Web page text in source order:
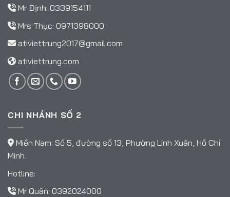
Mr Định: 0339154111
Mrs Thục: 0971398000
ativiettrung2017@gmail.com
ativiettrung.com
CHI NHÁNH SỐ 2
Miền Nam: Số 5, đường số 13, Phường Linh Xuân, Hồ Chí
Minh.
Hotline:
Mr Quân: 0392024000